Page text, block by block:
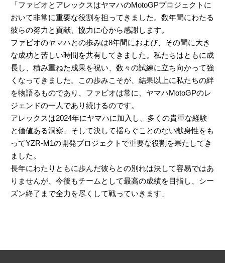
「ファビオとアレックスはヤマハのMotoGPプロジェクトに
おいて非常に重要な役割を担ってきました。数年間にわたる
彼らの努力と貢献、協力に心から感謝します。
ファビオのヤマハとの歩みは8年間におよび、その間に大き
な成功と苦しい時間を共有してきました。私たちはともに成
長し、積み重ねた成果を祝い、数々の試練に立ち向かって強
くなってきました。この歩みこそが、結果以上に私たちの絆
を物語るものであり、ファビオは常に、ヤマハMotoGPのレ
ジェンドの一人であり続けるのです。
アレックスは2024年にヤマハに加入し、多くの貴重な経験
と価値ある洞察、そして決して揺らぐことのない献身性をも
ってYZR-M1の開発プロジェクトで重要な役割を果たしてき
ました。
長年にわたりともに歩んだ彼らとの別れは決して容易ではあ
りませんが、今後もチームとして最高の成績を目指し、シー
ズン終了まで全力を尽くして戦っていきます」